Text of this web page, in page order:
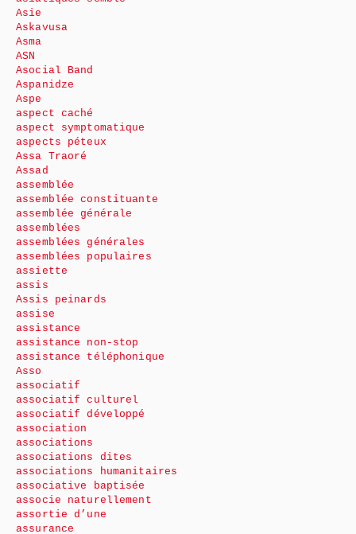
Asie
Askavusa
Asma
ASN
Asocial Band
Aspanidze
Aspe
aspect caché
aspect symptomatique
aspects péteux
Assa Traoré
Assad
assemblée
assemblée constituante
assemblée générale
assemblées
assemblées générales
assemblées populaires
assiette
assis
Assis peinards
assise
assistance
assistance non-stop
assistance téléphonique
Asso
associatif
associatif culturel
associatif développé
association
associations
associations dites
associations humanitaires
associative baptisée
associe naturellement
assortie d’une
assurance